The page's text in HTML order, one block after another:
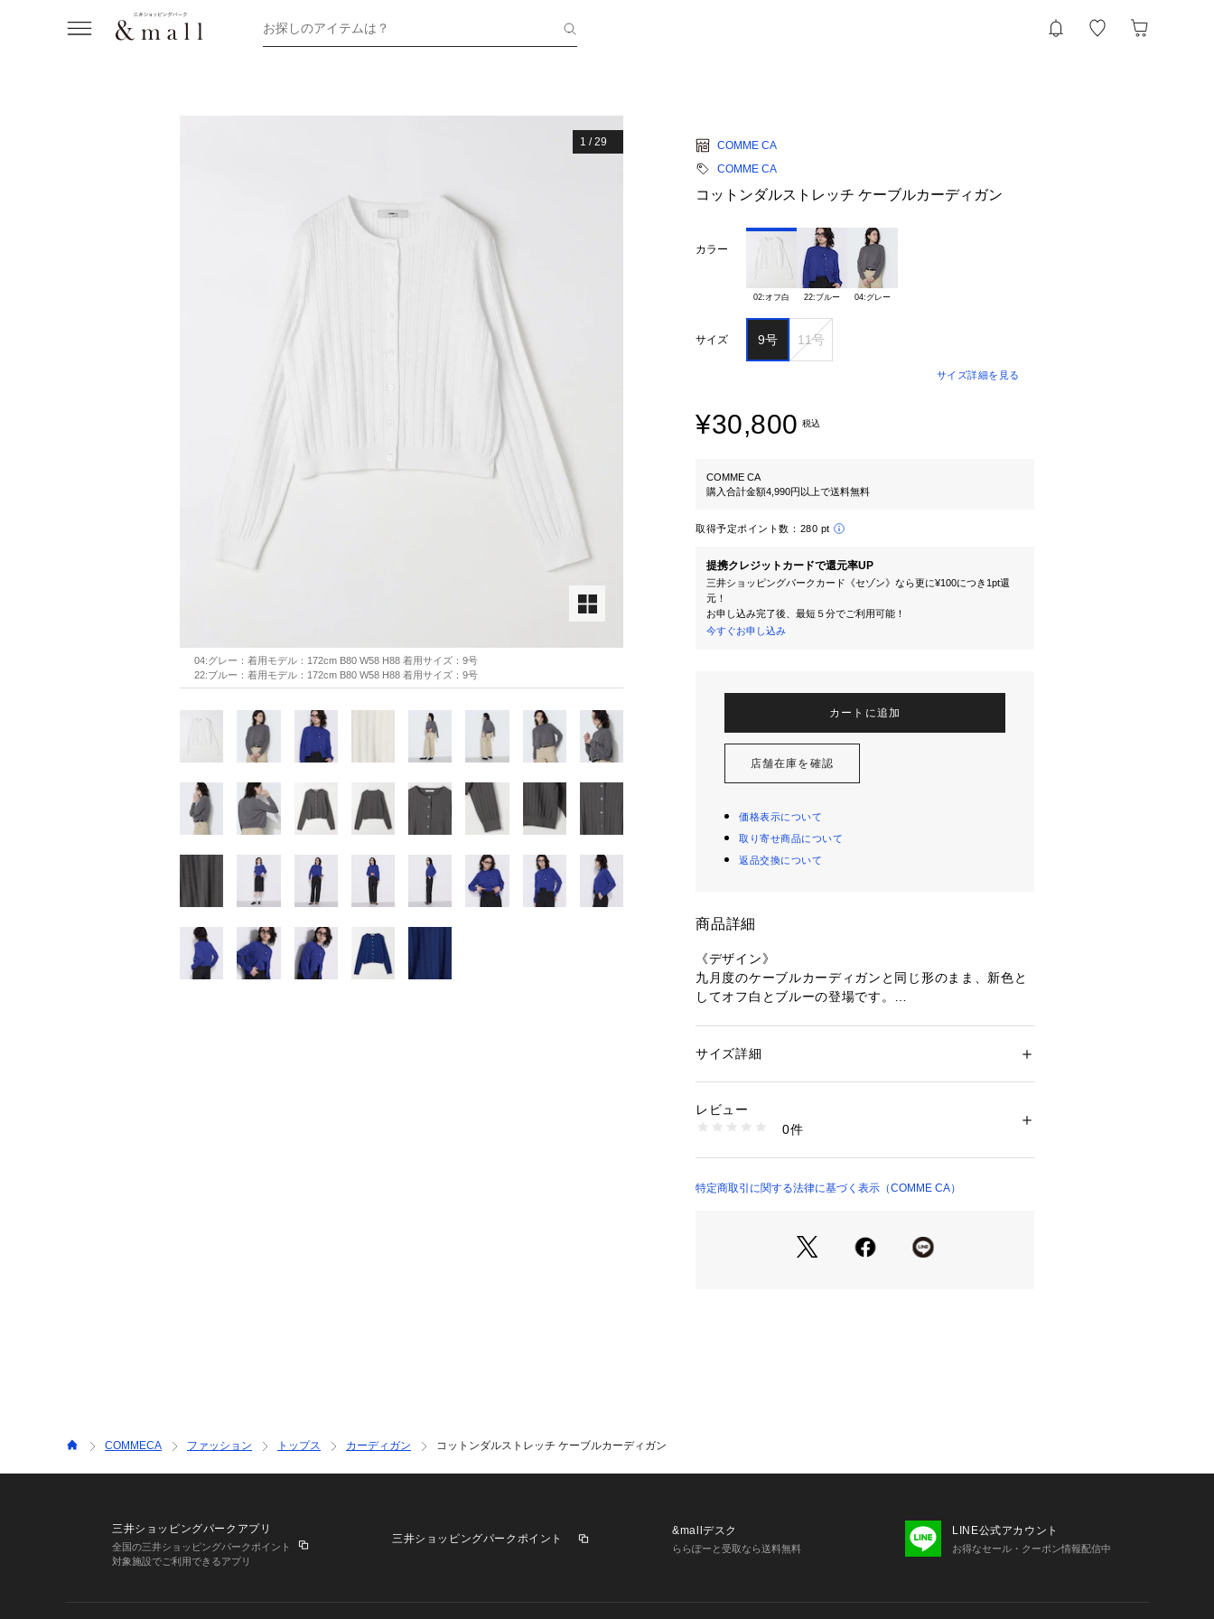
お探しのアイテムは？
1 /29
04:グレー：着用モデル：172cm B80 W58 H88 着用サイズ：9号
22:ブルー：着用モデル：172cm B80 W58 H88 着用サイズ：9号
COMME CA
COMME CA
コットンダルストレッチ ケーブルカーディガン
カラー
02:オフ白 22:ブルー 04:グレー
サイズ 9号 11号
サイズ詳細を見る
¥30,800 税込
COMME CA
購入合計金額4,990円以上で送料無料
取得予定ポイント数： 280 pt
提携クレジットカードで還元率UP
三井ショッピングパークカード《セゾン》なら更に¥100につき1pt還
元！
お申し込み完了後、最短５分でご利用可能！
今すぐお申し込み
カートに追加
店舗在庫を確認
価格表示について
取り寄せ商品について
返品交換について
商品詳細
《デザイン》
九月度のケーブルカーディガンと同じ形のまま、新色と
してオフ白とブルーの登場です。
通常より着丈を短くデザインしたカーディガンで、プル
す。
ショートカーディガンとの新しいバランスのアンサンブ
ドパンツやロングスカートなどのボリュームのあるボト
前立ては見返し仕様でケーブル柄が途切れないように細
部まで丁寧に仕上げています。
量感が特長の糸で、編地が薄くても透けにくいという特
性別：レディース
商品番号：
15-50IO02-206 （ショップ）
サイズ詳細
レビュー
0件
特定商取引に関する法律に基づく表示（COMME CA）
COMMECA ファッション トップス カーディガン コットンダルストレッチ ケーブルカーディガン
三井ショッピングパークアプリ
全国の三井ショッピングパークポイント
対象施設でご利用できるアプリ
三井ショッピングパークポイント
&mallデスク
ららぽーと受取なら送料無料
LINE公式アカウント
お得なセール・クーポン情報配信中